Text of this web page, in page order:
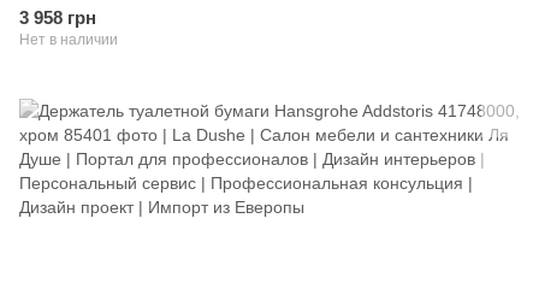
3 958 грн
Нет в наличии